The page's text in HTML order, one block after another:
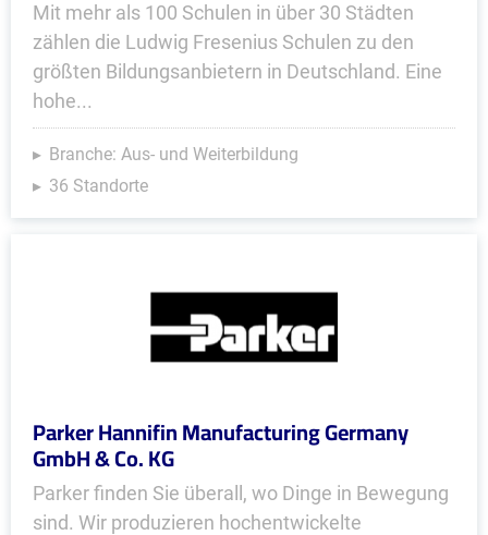
Mit mehr als 100 Schulen in über 30 Städten
zählen die Ludwig Fresenius Schulen zu den
größten Bildungsanbietern in Deutschland. Eine
hohe...
Branche: Aus- und Weiterbildung
36 Standorte
Parker Hannifin Manufacturing Germany
GmbH & Co. KG
Parker finden Sie überall, wo Dinge in Bewegung
sind. Wir produzieren hochentwickelte